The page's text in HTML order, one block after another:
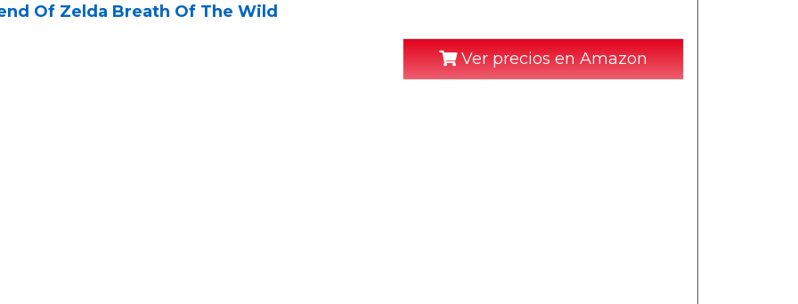
Of Zelda Breath Of The Wild
Ver precios en Amazon